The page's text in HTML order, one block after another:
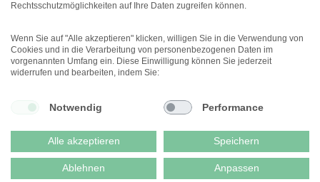
Menü
© 2026 DEUTSCHER
DATENSCHUTZ
IMPRESSUM
AGB & WIDERRUF
Rechtsschutzmöglichkeiten auf Ihre Daten zugreifen können.
Wenn Sie auf "Alle akzeptieren" klicken, willigen Sie in die Verwendung von
Cookies und in die Verarbeitung von personenbezogenen Daten im
vorgenannten Umfang ein. Diese Einwilligung können Sie jederzeit
widerrufen und bearbeiten, indem Sie:
Notwendig Performance
Alle akzeptieren Speichern
Ablehnen Anpassen